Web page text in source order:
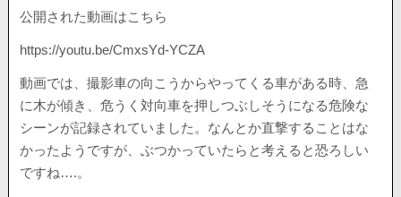
公開された動画はこちら
https://youtu.be/CmxsYd-YCZA
動画では、撮影車の向こうからやってくる車がある時、急
に木が傾き、危うく対向車を押しつぶしそうになる危険な
シーンが記録されていました。なんとか直撃することはな
かったようですが、ぶつかっていたらと考えると恐ろしい
ですね….。